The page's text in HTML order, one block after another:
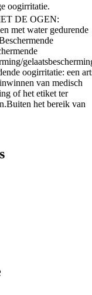
oogirritatie.
DE OGEN:
met water gedurende
oogirritatie: een
van medisch
of het etiket ter
Buiten het bereik van